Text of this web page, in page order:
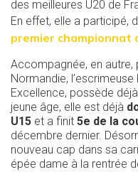
des meilleures U20 de
En effet, elle a participé,
premier championnat
Accompagnée, en autre,
Normandie,
Excellence, possède
jeune âge, elle est déjà
U15 et a finit 5e de la
décembre dernier.
nouveau cap dans sa
épée dame à la rentrée